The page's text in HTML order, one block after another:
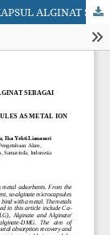
REVIEW ARTICLE: PEMANFAATAN MIKROKAPSUL ALGINAT SEBAGAI ADSORBEN ION LOGAM